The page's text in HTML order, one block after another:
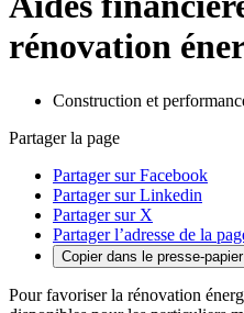
rénovation
Construction et
Partager la page
Partager sur Facebook
Partager sur Linkedin
Partager sur X
Partager l’adresse de la
Copier dans le presse-papier
Pour favoriser la rénovation